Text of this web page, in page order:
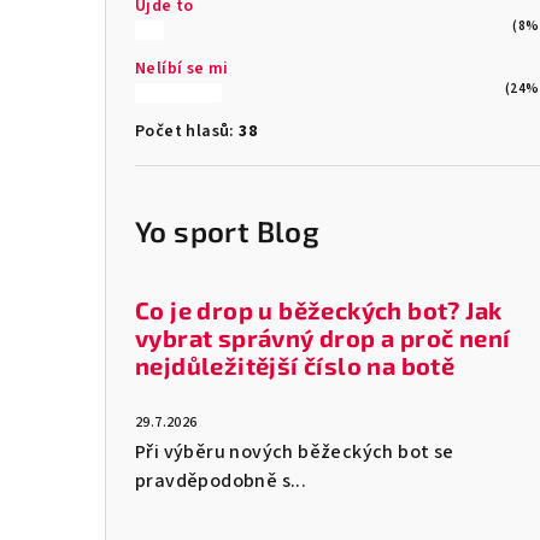
Ujde to
Nelíbí se mi
Počet hlasů:38
Yo sport Blog
Co je drop u běžeckých bot? Jak
vybrat správný drop a proč není
nejdůležitější číslo na botě
29.7.2026
Při výběru nových běžeckých bot se
pravděpodobně s...